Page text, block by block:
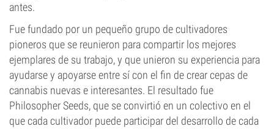
antes.
Fue fundado por un pequeño grupo de cultivadores
pioneros que se reunieron para compartir los mejores
ejemplares de su trabajo, y que unieron su experiencia para
ayudarse y apoyarse entre sí con el fin de crear cepas de
cannabis nuevas e interesantes. El resultado fue
Philosopher Seeds, que se convirtió en un colectivo en el
que cada cultivador puede participar del desarrollo de cada